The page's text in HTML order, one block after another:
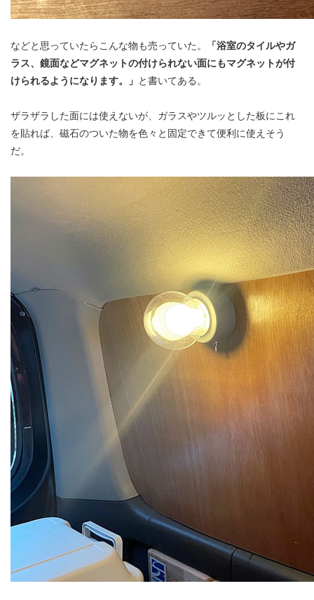
などと思っていたらこんな物も売っていた。
「浴室のタイルやガ
ラス、鏡面などマグネットの付けられない面にもマグネットが付
けられるようになります。」 と書いてある。
ザラザラした面には使えないが、ガラスやツルッとした板にこれ
を貼れば、磁石のついた物を色々と固定できて便利に使えそう
だ。